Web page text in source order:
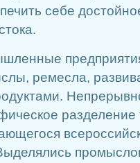
себе
ремесла,